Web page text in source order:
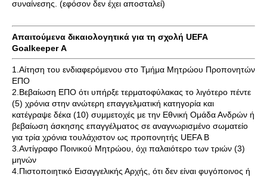
συναίνεσης. (εφόσον δεν έχει αποσταλεί)
Απαιτούμενα δικαιολογητικά για τη σχολή UEFA
Goalkeeper Α
1.Αίτηση του ενδιαφερόμενου στο Τμήμα Μητρώου Προπονητών
ΕΠΟ
2.Βεβαίωση ΕΠΟ ότι υπήρξε τερματοφύλακας το λιγότερο πέντε
(5) χρόνια στην ανώτερη επαγγελματική κατηγορία και
κατέγραψε δέκα (10) συμμετοχές με την Εθνική Ομάδα Ανδρών ή
βεβαίωση άσκησης επαγγέλματος σε αναγνωρισμένο σωματείο
για τρία χρόνια τουλάχιστον ως προπονητής UEFA B
3.Αντίγραφο Ποινικού Μητρώου, όχι παλαιότερο των τριών (3)
μηνών
4.Πιστοποιητικό Εισαγγελικής Αρχής, ότι δεν είναι φυγόποινος ή